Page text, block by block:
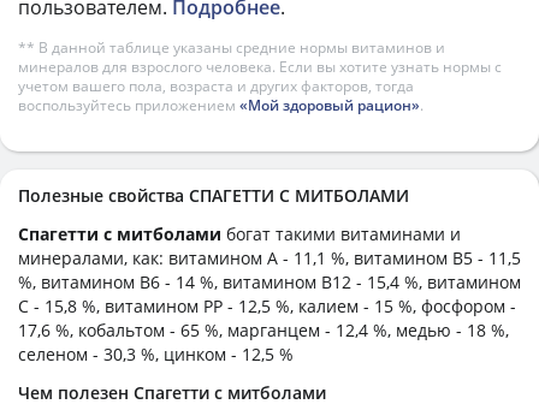
пользователем. Подробнее.
** В данной таблице указаны средние нормы витаминов и
минералов для взрослого человека. Если вы хотите узнать нормы с
учетом вашего пола, возраста и других факторов, тогда
воспользуйтесь приложением «Мой здоровый рацион».
Полезные свойства СПАГЕТТИ С МИТБОЛАМИ
Спагетти с митболами богат такими витаминами и
минералами, как: витамином А - 11,1 %, витамином B5 - 11,5
%, витамином B6 - 14 %, витамином B12 - 15,4 %, витамином
C - 15,8 %, витамином PP - 12,5 %, калием - 15 %, фосфором -
17,6 %, кобальтом - 65 %, марганцем - 12,4 %, медью - 18 %,
селеном - 30,3 %, цинком - 12,5 %
Чем полезен Спагетти с митболами